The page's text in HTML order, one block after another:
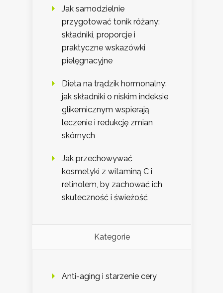
Jak samodzielnie
przygotować tonik różany:
składniki, proporcje i
praktyczne wskazówki
pielęgnacyjne
Dieta na trądzik hormonalny:
jak składniki o niskim indeksie
glikemicznym wspierają
leczenie i redukcję zmian
skórnych
Jak przechowywać
kosmetyki z witaminą C i
retinolem, by zachować ich
skuteczność i świeżość
Kategorie
Anti-aging i starzenie cery